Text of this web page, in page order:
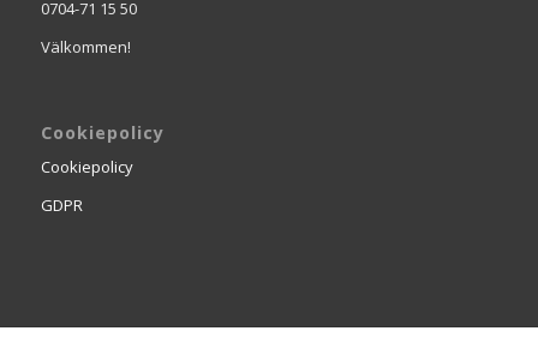
0704-71 15 50
Välkommen!
Cookiepolicy
Cookiepolicy
GDPR